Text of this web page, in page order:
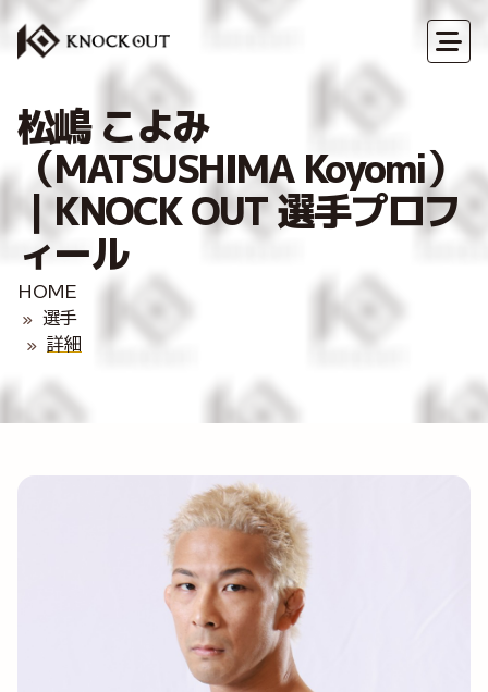
松嶋 こよみ
（MATSUSHIMA Koyomi）
｜KNOCK OUT 選手プロフ
ィール
HOME
選手
詳細